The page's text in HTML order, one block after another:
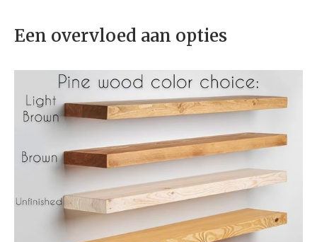
Een overvloed aan opties